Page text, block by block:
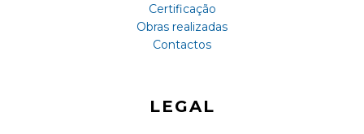
Certificação
Obras realizadas
Contactos
LEGAL